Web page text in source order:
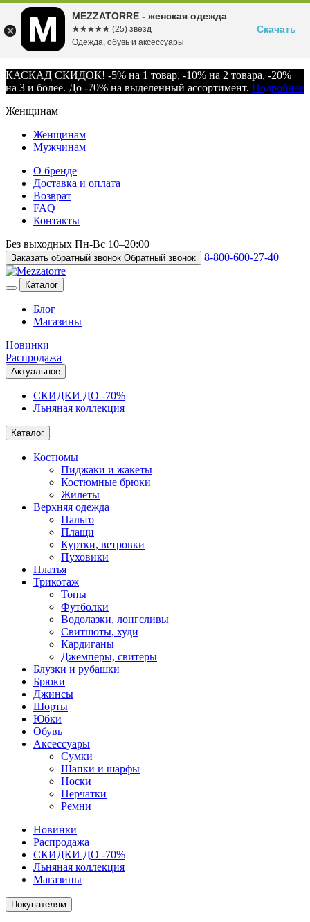
КАСКАД СКИДОК! -5% на 1 товар, -10% на 2 товара, -20%
на 3 и более. До -70% на выделенный ассортимент. Подробнее
Женщинам
Женщинам
Мужчинам
О бренде
Доставка и оплата
Возврат
FAQ
Контакты
Без выходных Пн-Вс 10–20:00
Заказать обратный звонок Обратный звонок 8-800-600-27-40
Каталог
Блог
Магазины
Новинки
Распродажа
Актуальное
СКИДКИ ДО -70%
Льняная коллекция
Каталог
Костюмы
Пиджаки и жакеты
Костюмные брюки
Жилеты
Верхняя одежда
Пальто
Плащи
Куртки, ветровки
Пуховики
Платья
Трикотаж
Топы
Футболки
Водолазки, лонгсливы
Свитшоты, худи
Кардиганы
Джемперы, свитеры
Блузки и рубашки
Брюки
Джинсы
Шорты
Юбки
Обувь
Аксессуары
Сумки
Шапки и шарфы
Носки
Перчатки
Ремни
Новинки
Распродажа
СКИДКИ ДО -70%
Льняная коллекция
Магазины
Покупателям
MEZZATORRE - женская одежда
☆☆☆☆☆
★★★★★ (25) звезд
Одежда, обувь и аксессуары
Скачать